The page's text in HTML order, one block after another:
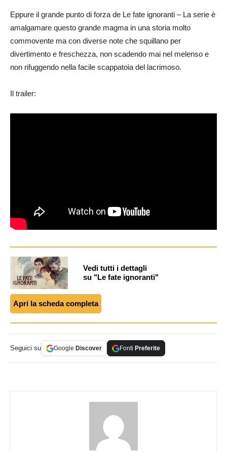
Eppure il grande punto di forza de Le fate ignoranti – La serie è
amalgamare questo grande magma in una storia molto
commovente ma con diverse note che squillano per
divertimento e freschezza, non scadendo mai nel melenso e
non rifuggendo nella facile scappatoia del lacrimoso.
Il trailer:
Vedi tutti i dettagli
su "Le fate ignoranti"
Apri la scheda completa
Seguici su Google Discover Fonti Preferite